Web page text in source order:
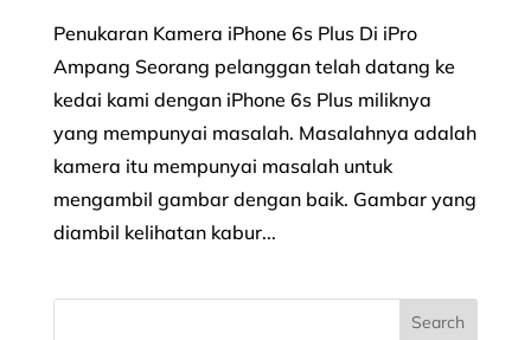
Penukaran Kamera iPhone 6s Plus Di iPro
Ampang Seorang pelanggan telah datang ke
kedai kami dengan iPhone 6s Plus miliknya
yang mempunyai masalah. Masalahnya adalah
kamera itu mempunyai masalah untuk
mengambil gambar dengan baik. Gambar yang
diambil kelihatan kabur...